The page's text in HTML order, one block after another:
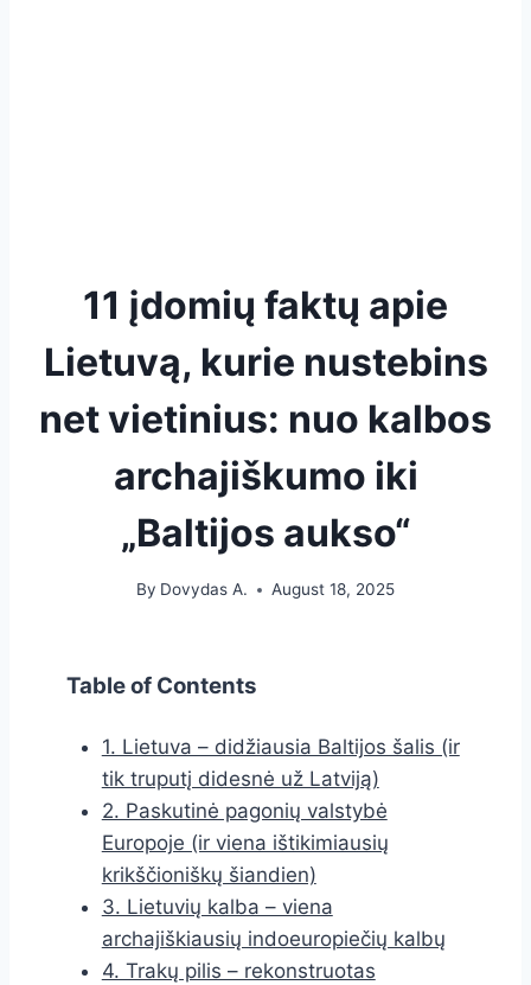
11 įdomių faktų apie
Lietuvą, kurie nustebins
net vietinius: nuo kalbos
archajiškumo iki
„Baltijos aukso“
By Dovydas A. August 18, 2025
Table of Contents
1. Lietuva – didžiausia Baltijos šalis (ir
tik truputį didesnė už Latviją)
2. Paskutinė pagonių valstybė
Europoje (ir viena ištikimiausių
krikščioniškų šiandien)
3. Lietuvių kalba – viena
archajiškiausių indoeuropiečių kalbų
4. Trakų pilis – rekonstruotas